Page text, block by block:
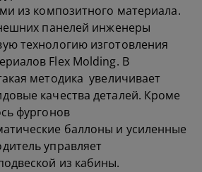
из композитного материала.
панелей инженеры
технологию изготовления
Flex Molding. В
методика увеличивает
качества деталей. Кроме
фургонов
баллоны и усиленные
управляет
из кабины.